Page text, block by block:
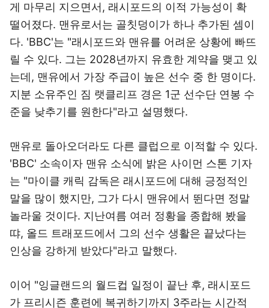
게 마무리 지으면서, 래시포드의 이적 가능성이 확
떨어졌다. 맨유로서는 골칫덩이가 하나 추가된 셈이
다. 'BBC'는 "래시포드와 맨유를 어려운 상황에 빠뜨
릴 수 있다. 그는 2028년까지 유효한 계약을 맺고 있
는데, 맨유에서 가장 주급이 높은 선수 중 한 명이다.
지분 소유주인 짐 랫클리프 경은 1군 선수단 연봉 수
준을 낮추기를 원한다"라고 설명했다.
맨유로 돌아오더라도 다른 클럽으로 이적할 수 있다.
'BBC' 소속이자 맨유 소식에 밝은 사이먼 스톤 기자
는 "마이클 캐릭 감독은 래시포드에 대해 긍정적인
말을 많이 했지만, 그가 다시 맨유에서 뛴다면 정말
놀라울 것이다. 지난여름 여러 정황을 종합해 봤을
땨, 올드 트래포드에서 그의 선수 생활은 끝났다는
인상을 강하게 받았다"라고 말했다.
이어 "잉글랜드의 월드컵 일정이 끝난 후, 래시포드
가 프리시즌 훈련에 복귀하기까지 3주라는 시간적